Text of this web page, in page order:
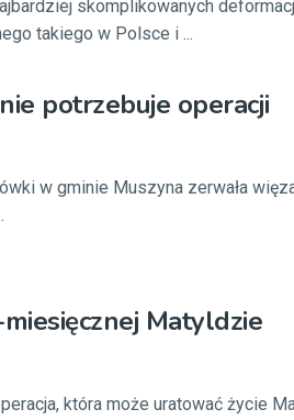
skomplikowanych
takiego w Polsce i ...
potrzebuje operacji
w gminie Muszyna zerwała
Matyldzie
która może uratować życie